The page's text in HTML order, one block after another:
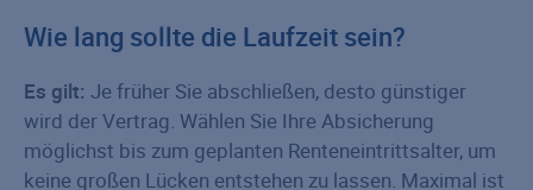
Wie lang sollte die Laufzeit sein?
Es gilt: Je früher Sie abschließen, desto günstiger
wird der Vertrag. Wählen Sie Ihre Absicherung
möglichst bis zum geplanten Renteneintrittsalter, um
keine großen Lücken entstehen zu lassen. Maximal ist